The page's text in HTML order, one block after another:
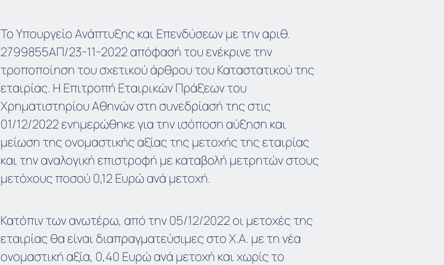
Το Υπουργείο Ανάπτυξης και Επενδύσεων με την αριθ.
2799855ΑΠ/23-11-2022 απόφασή του ενέκρινε την
τροποποίηση του σχετικού άρθρου του Καταστατικού της
εταιρίας. H Επιτροπή Εταιρικών Πράξεων του
Χρηματιστηρίου Αθηνών στη συνεδρίασή της στις
01/12/2022 ενημερώθηκε για την ισόποση αύξηση και
μείωση της ονομαστικής αξίας της μετοχής της εταιρίας
και την αναλογική επιστροφή με καταβολή μετρητών στους
μετόχους ποσού 0,12 Ευρώ ανά μετοχή.
Κατόπιν των ανωτέρω, από την 05/12/2022 οι μετοχές της
εταιρίας θα είναι διαπραγματεύσιμες στο Χ.Α. με τη νέα
ονομαστική αξία, 0,40 Ευρώ ανά μετοχή και χωρίς το